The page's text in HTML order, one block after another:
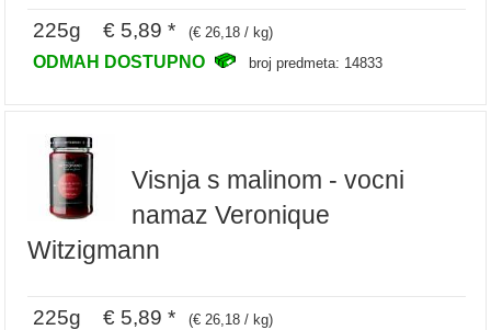
225g € 5,89 * (€ 26,18 / kg)
ODMAH DOSTUPNO broj predmeta: 14833
Visnja s malinom - vocni
namaz Veronique
Witzigmann
225g € 5,89 * (€ 26,18 / kg)